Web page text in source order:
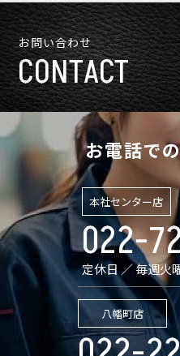
お問い合わせ
CONTACT
お電話で
本社センター店
022-
定休日 ／ 毎週火
八幡町店